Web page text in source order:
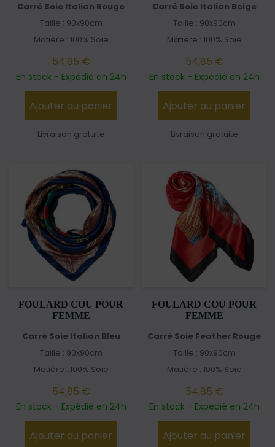
Carré Soie Italian Rouge
Taille : 90x90cm
Matière : 100% Soie
54,85 €
En stock - Expédié en 24h
Ajouter au panier
Livraison gratuite
Carré Soie Italian Beige
Taille : 90x90cm
Matière : 100% Soie
54,85 €
En stock - Expédié en 24h
Ajouter au panier
Livraison gratuite
FOULARD COU POUR
FEMME
Carré Soie Italian Bleu
Taille : 90x90cm
Matière : 100% Soie
54,85 €
En stock - Expédié en 24h
Ajouter au panier
FOULARD COU POUR
FEMME
Carré Soie Feather Rouge
Taille : 90x90cm
Matière : 100% Soie
54,85 €
En stock - Expédié en 24h
Ajouter au panier